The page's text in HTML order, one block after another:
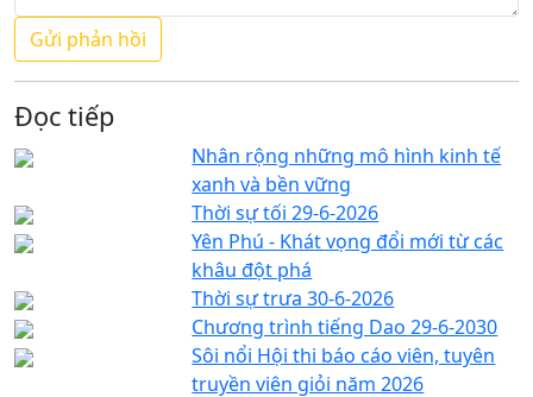
Đọc tiếp
Nhân rộng những mô hình kinh tế
xanh và bền vững
Thời sự tối 29-6-2026
Yên Phú - Khát vọng đổi mới từ các
khâu đột phá
Thời sự trưa 30-6-2026
Chương trình tiếng Dao 29-6-2030
Sôi nổi Hội thi báo cáo viên, tuyên
truyền viên giỏi năm 2026